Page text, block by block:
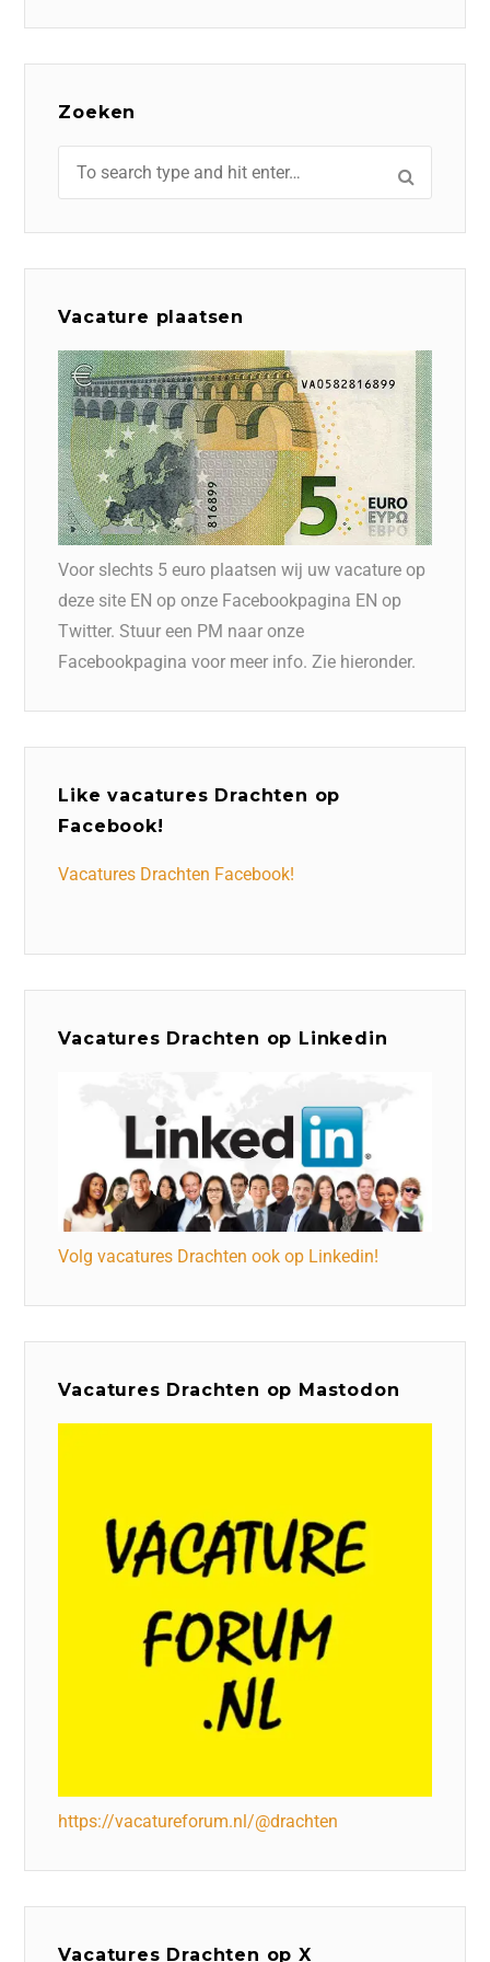
Zoeken
Vacature plaatsen
Voor slechts 5 euro plaatsen wij uw vacature op
deze site EN op onze Facebookpagina EN op
Twitter. Stuur een PM naar onze
Facebookpagina voor meer info. Zie hieronder.
Like vacatures Drachten op
Facebook!
Vacatures Drachten Facebook!
Vacatures Drachten op Linkedin
Volg vacatures Drachten ook op Linkedin!
Vacatures Drachten op Mastodon
https://vacatureforum.nl/@drachten
Vacatures Drachten op X